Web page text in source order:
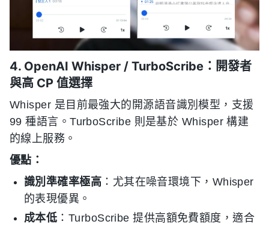
4. OpenAI Whisper / TurboScribe：開發者
與高 CP 值選擇
Whisper 是目前最強大的開源語音識別模型，支援
99 種語言。TurboScribe 則是基於 Whisper 構建
的線上服務。
優點：
識別準確率極高 ：尤其在噪音環境下，Whisper
的表現優異。
成本低 ：TurboScribe 提供高額免費額度，適合